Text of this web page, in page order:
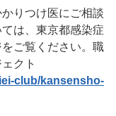
りつけ医にご相談
は、東京都感染症
ご覧ください。職
クト
club/kansensho-